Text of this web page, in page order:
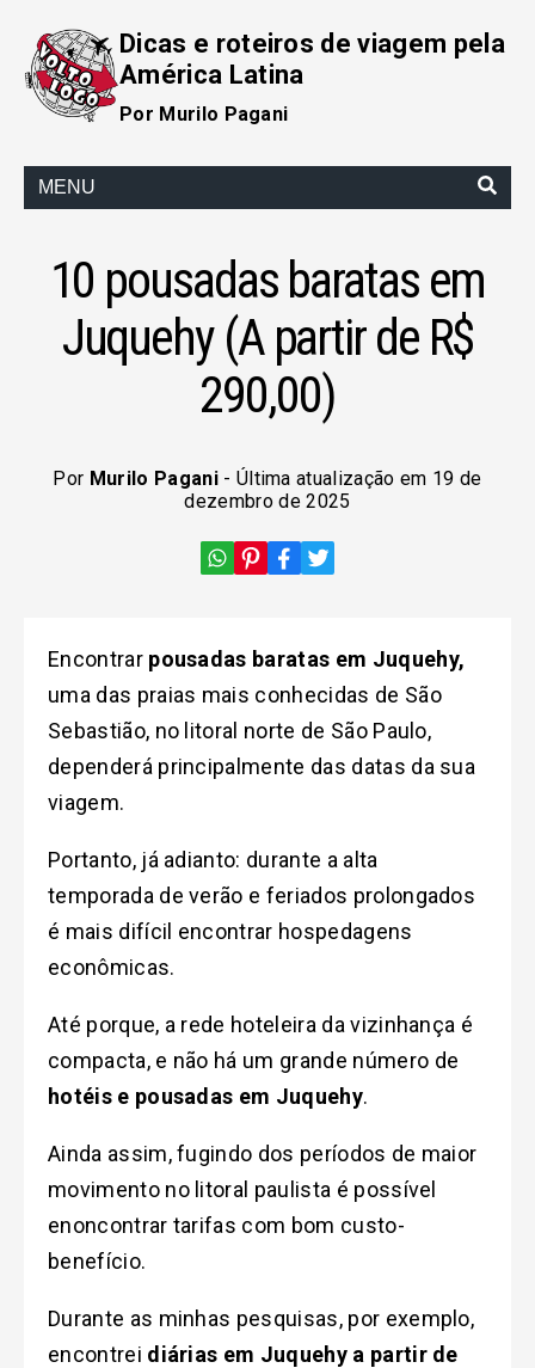
Dicas e roteiros de viagem pela
América Latina
Por Murilo Pagani
MENU
10 pousadas baratas em
Juquehy (A partir de R$
290,00)
Por Murilo Pagani- Última atualização em 19 de
dezembro de 2025
Encontrar pousadas baratas em Juquehy,
uma das praias mais conhecidas de São
Sebastião, no litoral norte de São Paulo,
dependerá principalmente das datas da sua
viagem.
Portanto, já adianto: durante a alta
temporada de verão e feriados prolongados
é mais difícil encontrar hospedagens
econômicas.
Até porque, a rede hoteleira da vizinhança é
compacta, e não há um grande número de
hotéis e pousadas em Juquehy.
Ainda assim, fugindo dos períodos de maior
movimento no litoral paulista é possível
enoncontrar tarifas com bom custo-
benefício.
Durante as minhas pesquisas, por exemplo,
encontrei diárias em Juquehy a partir de